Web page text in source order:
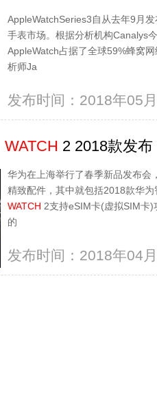
AppleWatchSeries3自从去年9月
手表市场。根据分析机构Canalys
AppleWatch占据了全球59%蜂窝
析师Ja
发布时间：2018年05
WATCH 2 2018款发布
华为在上海举行了春季新品发布会
精致配件，其中就包括2018款华
WATCH 2支持eSIM卡(虚拟SIM卡
的
发布时间：2018年04